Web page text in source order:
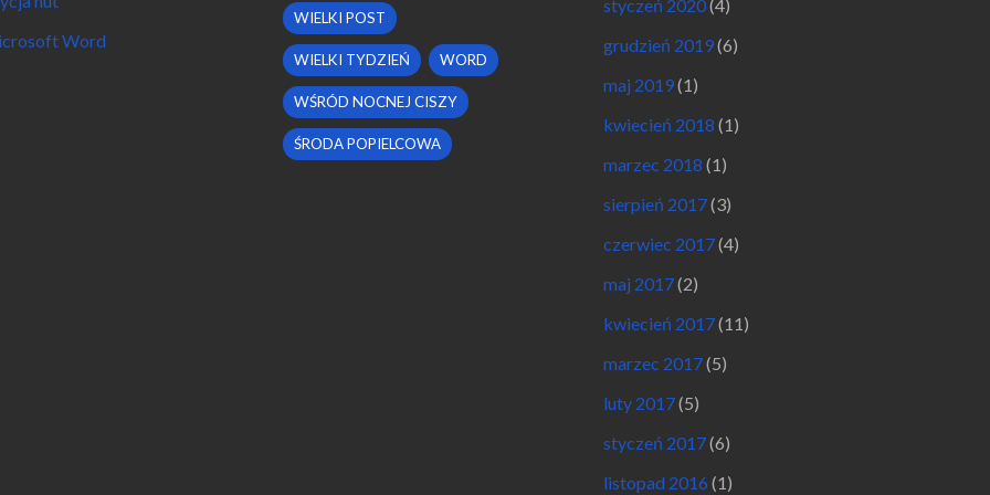
Word
WIELKI POST
WIELKI TYDZIEŃ WORD
WŚRÓD NOCNEJ CISZY
ŚRODA POPIELCOWA
styczeń 2020(4)
grudzień 2019(6)
maj 2019(1)
kwiecień 2018 (1)
marzec 2018 (1)
sierpień 2017(3)
czerwiec 2017(4)
maj 2017(2)
kwiecień 2017(11)
marzec 2017(5)
luty 2017(5)
styczeń 2017(6)
listopad 2016 (1)